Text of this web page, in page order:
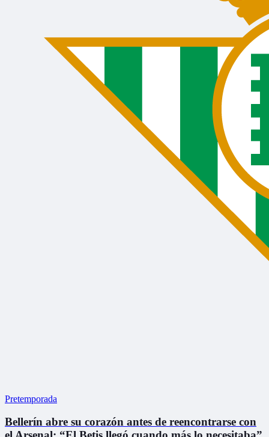
Pretemporada
Bellerín abre su corazón antes de reencontrarse con